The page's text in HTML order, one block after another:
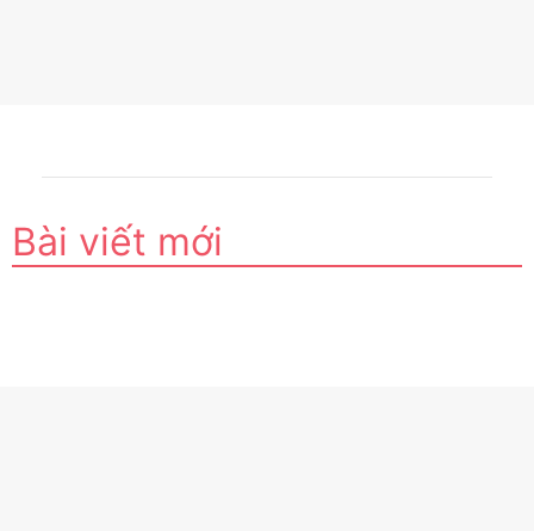
Bài viết mới